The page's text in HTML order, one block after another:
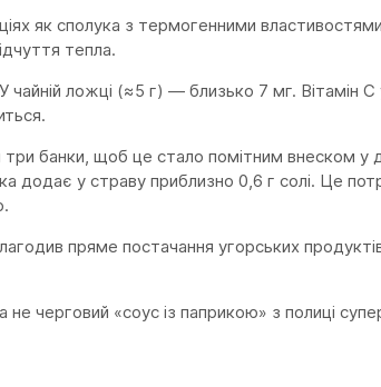
як сполука з термогенними
тепла.
ложці (≈5 г) — близько 7 мг. Вітамін С
три банки, щоб це стало помітним внеском у
додає у страву приблизно 0,6 г солі. Це
пряме постачання угорських
черговий «соус із паприкою» з полиці